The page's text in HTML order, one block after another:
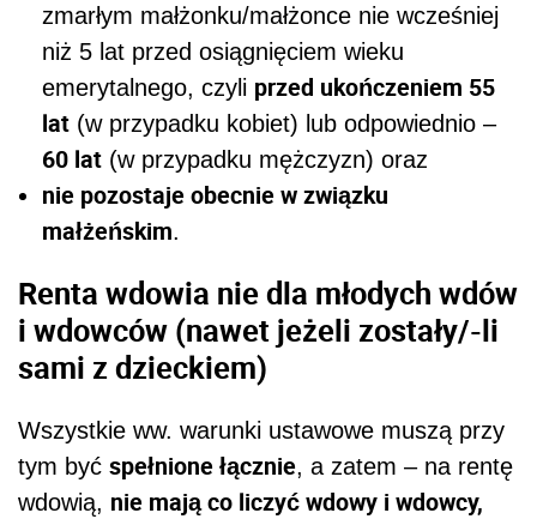
zmarłym małżonku/małżonce nie wcześniej
niż 5 lat przed osiągnięciem wieku
emerytalnego, czyli przed ukończeniem 55
lat (w przypadku kobiet) lub odpowiednio –
60 lat (w przypadku mężczyzn) oraz
nie pozostaje obecnie w związku
małżeńskim.
Renta wdowia nie dla młodych wdów
i wdowców (nawet jeżeli zostały/-li
sami z dzieckiem)
Wszystkie ww. warunki ustawowe muszą przy
tym być spełnione łącznie, a zatem – na rentę
wdowią, nie mają co liczyć wdowy i wdowcy,